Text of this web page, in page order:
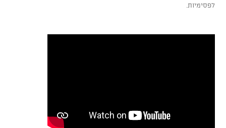
לפסימיות.